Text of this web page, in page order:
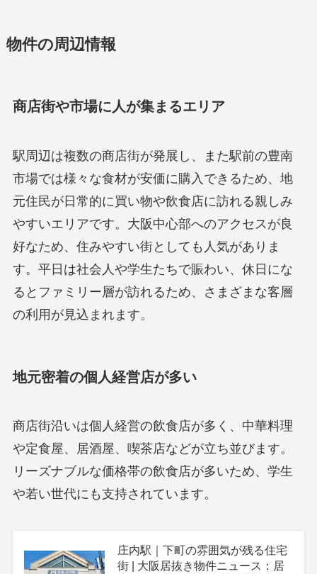
物件の周辺情報
商店街や市場に人が集まるエリア
駅周辺は複数の商店街が発展し、また駅前の豊南
市場では様々な食材が安価に購入できるため、地
元住民が日常的に買い物や飲食店に訪れる親しみ
やすいエリアです。大阪中心部へのアクセスが良
好なため、住みやすい街としても人気がありま
す。平日は社会人や学生たちで賑わい、休日にな
るとファミリー層が訪れるため、さまざまな客層
の利用が見込まれます。
地元密着の個人経営店が多い
商店街沿いは個人経営の飲食店が多く、中華料理
や定食屋、居酒屋、喫茶店などが立ち並びます。
リーズナブルな価格帯の飲食店が多いため、学生
や若い世代にも支持されています。
庄内駅｜下町の雰囲気が残る住宅
街 | 大阪居抜き物件ニュース：居